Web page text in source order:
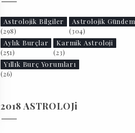
Astrolojik Bilgiler
(298)
Astrolojik Gündem
(304)
Aylık Burçlar
(251)
Karmik Astroloji
(23)
Yıllık Burç Yorumları
(26)
2018 ASTROLOJi